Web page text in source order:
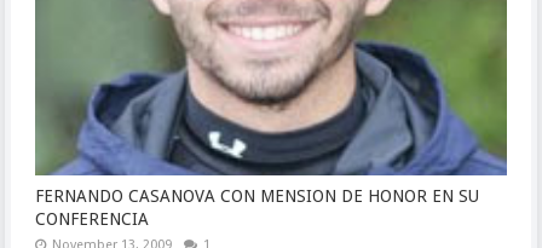
FERNANDO CASANOVA CON MENSION DE HONOR EN SU
CONFERENCIA